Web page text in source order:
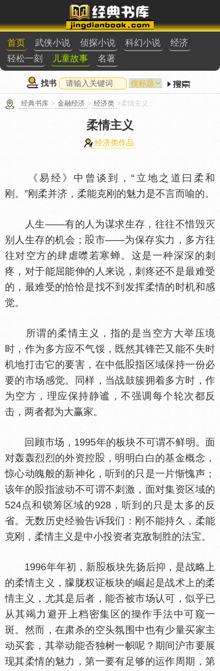
首页 武侠小说 侦探小说 科幻小说
经济
轻松一刻
儿童故事 名著
找书
经典书库 > 金融经济 > 经济类 >柔情主义
柔情主义
经济类作品
《易经》中曾谈到，“立地之道曰柔和
刚。”刚柔并济，柔能克刚的魅力是不言而喻的。
人生——有的人为谋求生存，往往不惜毁灭
别人生存的机会；
市——为保存实力，多方往
往对空方的肆虐噤若寒蝉。这是一种深深的刺
疼，对于能屈能伸的人来说，刺疼还不是最难受
的，最难受的恰恰是找不到发挥柔情的时机和感
觉。
所谓的柔情主义，指的是当空方大举压境
时，作为多方应不气馁，既然其锋芒又能不失时
机地打击它的要害，在中低
指区域保持一份必
要的市场感觉。同样，当战鼓簇拥着多方时，作
为空方，理应保持静谧，不强调每个轮次都反
击，两者都为大赢家。
回顾市场，1995年的板块不可谓不鲜明。面
对轰轰烈烈的外资控
，明明白白的基金概念，
惊心动魄般的新神化，听到的只是一片惭愧声；
该年的
指波动不可谓不刺激，面对集资区域的
524点和锁筹区域的928，听到的只是太多的反
省。无数历史经验告诉我们：刚不能持久，柔能
克刚，柔情主义是中小投资者克敌制胜的法宝。
1996年年初，新
板块先扬后抑，是战略上
的柔情主义，朦胧权证板块的崛起是战术上的柔
情主义，尤其是后者，能否被市场认可，似乎已
从其竭力避开上档密集区的
作手法中可窥一
斑。然而，在肃杀的空头氛围中也有少量买家主
动买套，其举动能否独树一帜呢？期间沪市要展
现其柔情的魅力，第一要有足够的运作周期，第